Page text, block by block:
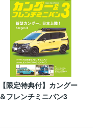
【限定特典付】カングー
＆フレンチミニバン3